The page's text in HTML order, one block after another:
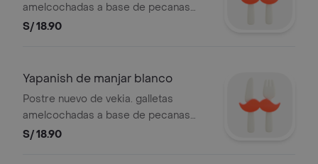
amelcochadas a base de pecanas
rellenas de fudge y cubierto de
S/ 18.90
Yapanish de manjar blanco
Postre nuevo de vekia. galletas
amelcochadas a base de pecanas
rellenas con manjar blanco artesanal y
S/ 18.90